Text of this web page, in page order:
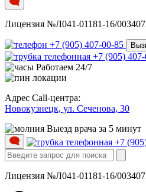
Лицензия №Л041-01181-16/
+7 (905) 407-00-85
+7 (905)
Работаем 24/7
Адрес Call-центра:
Новокузнецк, ул. Сеченова, 30
Выезд врача за 5 минут
+7
Лицензия №Л041-01181-16/